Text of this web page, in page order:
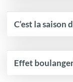
C’est la saison
Effet